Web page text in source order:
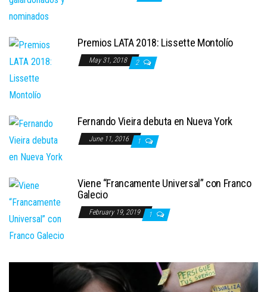
Premios LATA 2018: Lissette Montolío
May 31, 2018 2
Fernando Vieira debuta en Nueva York
June 11, 2016 1
Viene “Francamente Universal” con Franco
Galecio
February 19, 2019 1